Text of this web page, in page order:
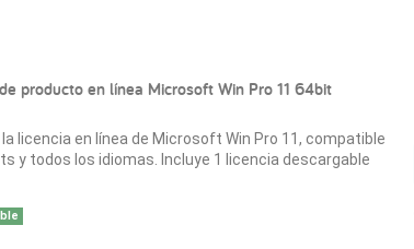
producto en línea Microsoft Win Pro 11 64bit
licencia en línea de Microsoft Win Pro 11, compatible
y todos los idiomas. Incluye 1 licencia descargable